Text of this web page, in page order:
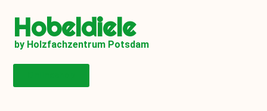
Hobeldiele
by Holzfachzentrum Potsdam